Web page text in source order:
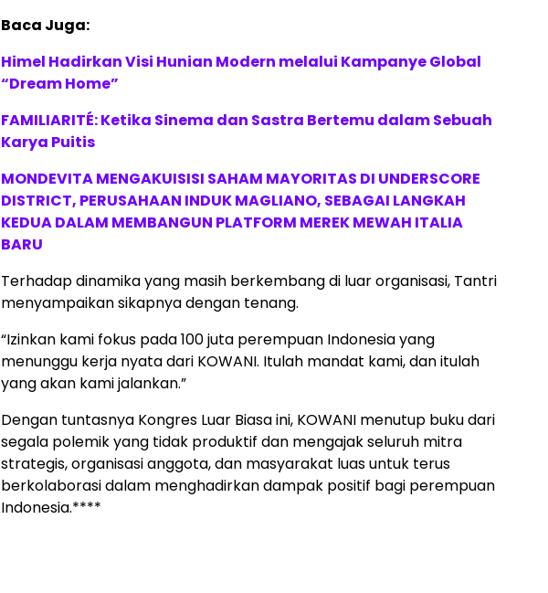
Baca Juga:
Himel Hadirkan Visi Hunian Modern melalui Kampanye Global
“Dream Home”
FAMILIARITÉ: Ketika Sinema dan Sastra Bertemu dalam Sebuah
Karya Puitis
MONDEVITA MENGAKUISISI SAHAM MAYORITAS DI UNDERSCORE
DISTRICT, PERUSAHAAN INDUK MAGLIANO, SEBAGAI LANGKAH
KEDUA DALAM MEMBANGUN PLATFORM MEREK MEWAH ITALIA
BARU
Terhadap dinamika yang masih berkembang di luar organisasi, Tantri
menyampaikan sikapnya dengan tenang.
“Izinkan kami fokus pada 100 juta perempuan Indonesia yang
menunggu kerja nyata dari KOWANI. Itulah mandat kami, dan itulah
yang akan kami jalankan.”
Dengan tuntasnya Kongres Luar Biasa ini, KOWANI menutup buku dari
segala polemik yang tidak produktif dan mengajak seluruh mitra
strategis, organisasi anggota, dan masyarakat luas untuk terus
berkolaborasi dalam menghadirkan dampak positif bagi perempuan
Indonesia.****